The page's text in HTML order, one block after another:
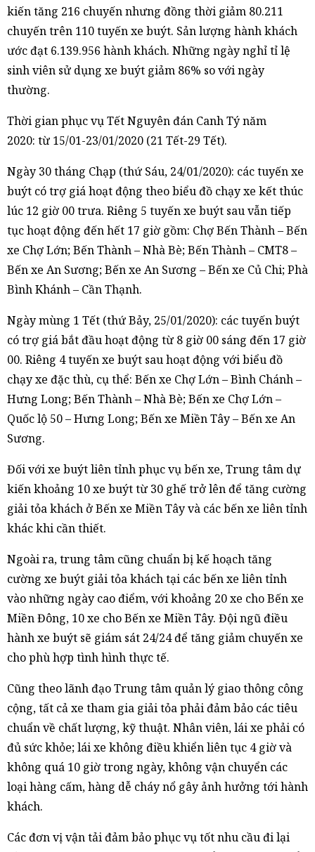
kiến tăng 216 chuyến nhưng đồng thời giảm 80.211
chuyến trên 110 tuyến xe buýt. Sản lượng hành khách
ước đạt 6.139.956 hành khách. Những ngày nghỉ tỉ lệ
sinh viên sử dụng xe buýt giảm 86% so với ngày
thường.
Thời gian phục vụ Tết Nguyên đán Canh Tý năm
2020: từ 15/01-23/01/2020 (21 Tết-29 Tết).
Ngày 30 tháng Chạp (thứ Sáu, 24/01/2020): các tuyến xe
buýt có trợ giá hoạt động theo biểu đồ chạy xe kết thúc
lúc 12 giờ 00 trưa. Riêng 5 tuyến xe buýt sau vẫn tiếp
tục hoạt động đến hết 17 giờ gồm: Chợ Bến Thành – Bến
xe Chợ Lớn; Bến Thành – Nhà Bè; Bến Thành – CMT8 –
Bến xe An Sương; Bến xe An Sương – Bến xe Củ Chi; Phà
Bình Khánh – Cần Thạnh.
Ngày mùng 1 Tết (thứ Bảy, 25/01/2020): các tuyến buýt
có trợ giá bắt đầu hoạt động từ 8 giờ 00 sáng đến 17 giờ
00. Riêng 4 tuyến xe buýt sau hoạt động với biểu đồ
chạy xe đặc thù, cụ thể: Bến xe Chợ Lớn – Bình Chánh –
Hưng Long; Bến Thành – Nhà Bè; Bến xe Chợ Lớn –
Quốc lộ 50 – Hưng Long; Bến xe Miền Tây – Bến xe An
Sương.
Đối với xe buýt liên tỉnh phục vụ bến xe, Trung tâm dự
kiến khoảng 10 xe buýt từ 30 ghế trở lên để tăng cường
giải tỏa khách ở Bến xe Miền Tây và các bến xe liên tỉnh
khác khi cần thiết.
Ngoài ra, trung tâm cũng chuẩn bị kế hoạch tăng
cường xe buýt giải tỏa khách tại các bến xe liên tỉnh
vào những ngày cao điểm, với khoảng 20 xe cho Bến xe
Miền Đông, 10 xe cho Bến xe Miền Tây. Đội ngũ điều
hành xe buýt sẽ giám sát 24/24 để tăng giảm chuyến xe
cho phù hợp tình hình thực tế.
Cũng theo lãnh đạo Trung tâm quản lý giao thông công
cộng, tất cả xe tham gia giải tỏa phải đảm bảo các tiêu
chuẩn về chất lượng, kỹ thuật. Nhân viên, lái xe phải có
đủ sức khỏe; lái xe không điều khiển liên tục 4 giờ và
không quá 10 giờ trong ngày, không vận chuyển các
loại hàng cấm, hàng dễ cháy nổ gây ảnh hưởng tới hành
khách.
Các đơn vị vận tải đảm bảo phục vụ tốt nhu cầu đi lại